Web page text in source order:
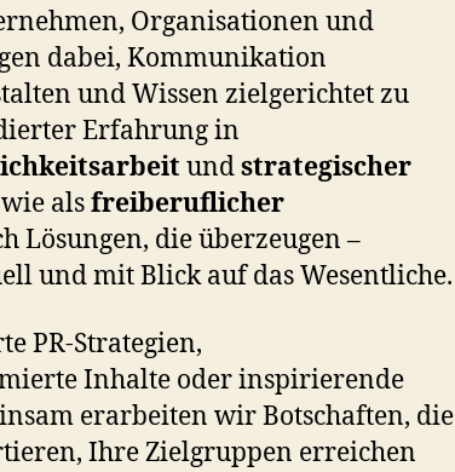
Organisationen und
dabei, Kommunikation
und Wissen zielgerichtet zu
Erfahrung in
undstrategischer
alsfreiberuflicher
Lösungen, die überzeugen –
und mit Blick auf das Wesentliche.
PR-Strategien,
Inhalte oder inspirierende
erarbeiten wir Botschaften, die
Ihre Zielgruppen erreichen